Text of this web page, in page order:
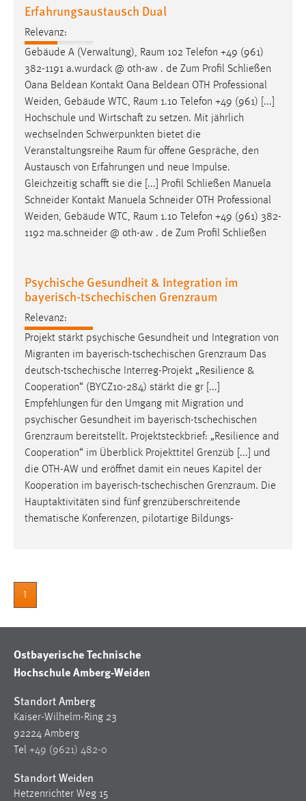
Erfahrungsaustausch Dual
Relevanz:
Gebäude A (Verwaltung), Raum 102 Telefon +49 (961)
382-1191 a.wurdack @ oth-aw . de Zum Profil Schließen
Oana Beldean Kontakt Oana Beldean OTH Professional
Weiden, Gebäude WTC, Raum 1.10 Telefon +49 (961) [...]
Hochschule und Wirtschaft zu setzen. Mit jährlich
wechselnden Schwerpunkten bietet die
Veranstaltungsreihe Raum für offene Gespräche, den
Austausch von Erfahrungen und neue Impulse.
Gleichzeitig schafft sie die [...] Profil Schließen Manuela
Schneider Kontakt Manuela Schneider OTH Professional
Weiden, Gebäude WTC, Raum 1.10 Telefon +49 (961) 382-
1192 ma.schneider @ oth-aw . de Zum Profil Schließen
Psychische Gesundheit & Integration im
bayerisch-tschechischen Grenzraum
Relevanz:
Projekt stärkt psychische Gesundheit und Integration von
Migranten im bayerisch-tschechischen Grenzraum Das
deutsch-tschechische Interreg-Projekt „Resilience &
Cooperation“ (BYCZ10-284) stärkt die gr [...]
Empfehlungen für den Umgang mit Migration und
psychischer Gesundheit im bayerisch-tschechischen
Grenzraum bereitstellt. Projektsteckbrief: „Resilience and
Cooperation“ im Überblick Projekttitel Grenzüb [...] und
die OTH-AW und eröffnet damit ein neues Kapitel der
Kooperation im bayerisch-tschechischen Grenzraum. Die
Hauptaktivitäten sind fünf grenzüberschreitende
thematische Konferenzen, pilotartige Bildungs-
1
Ostbayerische Technische
Hochschule Amberg-Weiden
Standort Amberg
Kaiser-Wilhelm-Ring 23
92224 Amberg
Tel +49 (9621) 482-0
Standort Weiden
Hetzenrichter Weg 15
Name:
staticfilecache
Zweck:
Für performante Seitenauslieferung wird in diesem Cookie
gespeichert, ob man eingeloggt ist.
Sprachpräferenz
Name:
site-language-preference
Zweck:
Das Cookie speichert die gewählte Sprache der Website.
Chat
Name:
MibewSessionID, MIBEW_UserID, mibew_locale, mibew-
chat-frame-style-5e9dbeb1811c0446
Zweck:
Wird benötigt um die Chatfunktion nutzen zu können.
Cookie Laufzeit:
MibewSessionID, mibew-chat-frame-style-
5e9dbeb1811c0446 = Sitzungslaufzeit, mibew_locale = 3
Jahre, MIBEW_UserID = 1 Jahr
Login
Cookie Laufzeit:
STATISTIK
Statistik Cookies erfassen Informationen anonym.
Diese Informationen helfen uns zu verstehen, wie
unsere Besucher unsere Website nutzen.
Matomo